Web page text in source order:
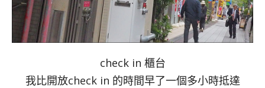
check in 櫃台
我比開放check in 的時間早了一個多小時抵達